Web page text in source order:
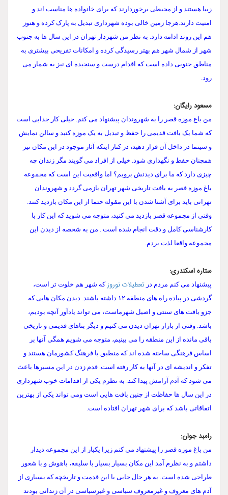
زیبا هستند و از محیطی برخوردارند که برای خانواده ها مناسب اند و
امنیت دارند.هرجا زمین خالی بوده شهرداری تبدیل به پارک کرده و هنوز
هم این روند ادامه دارد. به نظر من شهردار تهران در این سال ها به جنوب
شهر از شمال شهر هم بهتر رسیدگی کرده و امکانات تفریحی بیشتری به
مناطق جنوبی داده است که اقدام درست و سنجیده ای نیز به شمار می
رود.
مسعود رایگان:
من باغ موزه قصر را به شهروندان پیشنهاد می کنم. خیلی کار جذابی است
که شما یک بافت قدیمی را حفظ و تبدیل به یک موزه کنید و سالن نمایش
و سینما در داخل آن قرار دهید، در کنار اینکه آثار موجود در این مکان نیز
همچنان حفظ و نگهداری شود. خیلی از افراد می گویند مگر زندان چه
چیزی دارد که ما برای دیدنش برویم؟ اما واقعیت این است که مجموعه
باغ موزه قصر به بافت تاریخی شهر تهران بازمی گردد و شهروندان
تهرانی باید برای آشنا شدن با این مقوله حتما از این مکان بازدید کنند.
وقتی از مجموعه قصر بازدید می کنید، متوجه می شوید که این کار با
کارشناسی کامل و دقت انجام شده است . من به شخصه از دیدن این
مجموعه واقعا لذت بردم.
ستاره اسکندری:
پیشنهاد می کنم مردم در تعطیلات نوروزکه شهر هم خلوت تر است،
گردشی در پیاده راه های منطقه ۱۲ داشته باشند. دیدن مکان هایی که
جزو بافت های سنتی و اصیل شهرماست، می تواند یادآور آنچه بودیم،
باشد. وقتی از بازار تهران دیدن می کنیم و دیگر بناهای قدیمی و تاریخی
باقی مانده از این منطقه را می بینیم، متوجه می شویم همگی آنها بر
اساس فرهنگی ساخته شده اند که منطبق با فرهنگ کشورمان هستند و
تفکر و اندیشه ای در آنها به کار رفته است. قدم زدن در این مسیرها باعث
می شود که آدم آرامش پیدا کند. به نظرم یکی از اقدامات خوب شهرداری
در این سال ها حفاظت از چنین بافت هایی است ومی تواند یکی از بهترین
اتفاقاتی باشد که برای شهر تهران افتاده است.
رامبد جوان:
من باغ موزه قصر را پیشنهاد می کنم زیرا یکبار از این مجموعه دیدار
داشتم و به نظرم آمد این مکان بسیار بسیار با سلیقه، باهوش و با شعور
طراحی شده است. به هر حال جایی با این قدمت و تاریخچه که بسیاری از
آدم های معروف و غیرمعروف سیاسی و غیرسیاسی در آن زندانی بودند